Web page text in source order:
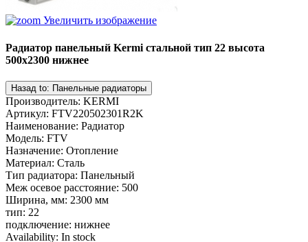
Увеличить изображение
Радиатор панельный Kermi стальной тип 22 высота
500х2300 нижнее
Производитель: KERMI
Артикул: FTV220502301R2K
Наименование: Радиатор
Модель: FTV
Назначение: Отопление
Материал: Сталь
Тип радиатора: Панельный
Меж осевое расстояние: 500
Ширина, мм: 2300 мм
тип: 22
подключение: нижнее
Availability: In stock